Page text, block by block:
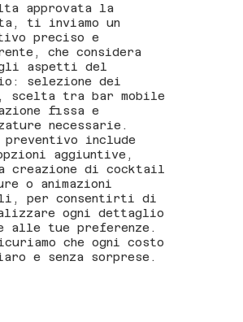
approvata la
ti inviamo un
preciso e
che considera
aspetti del
selezione dei
scelta tra bar mobile
fissa e
necessarie.
preventivo include
aggiuntive,
creazione di cocktail
o animazioni
per consentirti di
ogni dettaglio
alle tue preferenze.
che ogni costo
e senza sorprese.